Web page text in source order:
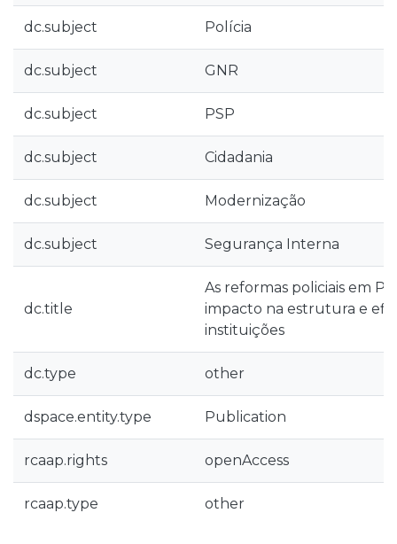
dc.subject Polícia
dc.subject GNR
dc.subject PSP
dc.subject Cidadania
dc.subject Modernização
dc.subject Segurança Interna
dc.title
As reformas policiais em
impacto na estrutura e
instituições
dc.type other
dspace.entity.type Publication
rcaap.rights openAccess
rcaap.type other